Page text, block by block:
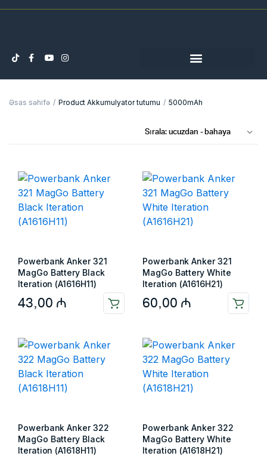
Əsas səhifə Product Akkumulyator tutumu 5000mAh
Powerbank Anker 321
MagGo Battery Black
Iteration (A1616H11)
43,00 ₼
Powerbank Anker 321
MagGo Battery White
Iteration (A1616H21)
60,00 ₼
Powerbank Anker 322
MagGo Battery Black
Iteration (A1618H11)
Powerbank Anker 322
MagGo Battery White
Iteration (A1618H21)